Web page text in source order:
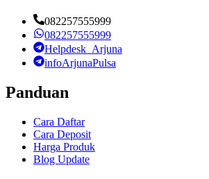
082257555999
082257555999
Helpdesk_Arjuna
infoArjunaPulsa
Panduan
Cara Daftar
Cara Deposit
Harga Produk
Blog Update